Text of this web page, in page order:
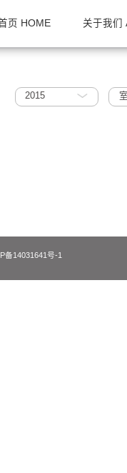
首页 HOME 关
2015
沪ICP备14031641号-1